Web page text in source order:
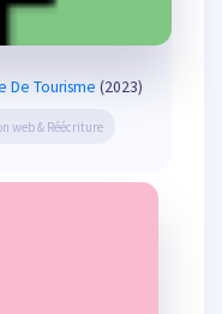
De Tourisme (2023)
web & Réécriture